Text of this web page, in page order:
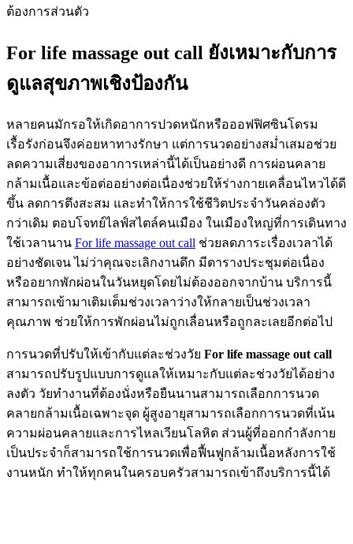
ต้องการส่วนตัว
For life massage out call ยังเหมาะกับการ
ดูแลสุขภาพเชิงป้องกัน
หลายคนมักรอให้เกิดอาการปวดหนักหรือออฟฟิศซินโดรม
เรื้อรังก่อนจึงค่อยหาทางรักษา แต่การนวดอย่างสม่ำเสมอช่วย
ลดความเสี่ยงของอาการเหล่านี้ได้เป็นอย่างดี การผ่อนคลาย
กล้ามเนื้อและข้อต่ออย่างต่อเนื่องช่วยให้ร่างกายเคลื่อนไหวได้ดี
ขึ้น ลดการตึงสะสม และทำให้การใช้ชีวิตประจำวันคล่องตัว
กว่าเดิม ตอบโจทย์ไลฟ์สไตล์คนเมือง ในเมืองใหญ่ที่การเดินทาง
ใช้เวลานาน For life massage out call ช่วยลดภาระเรื่องเวลาได้
อย่างชัดเจน ไม่ว่าคุณจะเลิกงานดึก มีตารางประชุมต่อเนื่อง
หรืออยากพักผ่อนในวันหยุดโดยไม่ต้องออกจากบ้าน บริการนี้
สามารถเข้ามาเติมเต็มช่วงเวลาว่างให้กลายเป็นช่วงเวลา
คุณภาพ ช่วยให้การพักผ่อนไม่ถูกเลื่อนหรือถูกละเลยอีกต่อไป
การนวดที่ปรับให้เข้ากับแต่ละช่วงวัย For life massage out call
สามารถปรับรูปแบบการดูแลให้เหมาะกับแต่ละช่วงวัยได้อย่าง
ลงตัว วัยทำงานที่ต้องนั่งหรือยืนนานสามารถเลือกการนวด
คลายกล้ามเนื้อเฉพาะจุด ผู้สูงอายุสามารถเลือกการนวดที่เน้น
ความผ่อนคลายและการไหลเวียนโลหิต ส่วนผู้ที่ออกกำลังกาย
เป็นประจำก็สามารถใช้การนวดเพื่อฟื้นฟูกล้ามเนื้อหลังการใช้
งานหนัก ทำให้ทุกคนในครอบครัวสามารถเข้าถึงบริการนี้ได้